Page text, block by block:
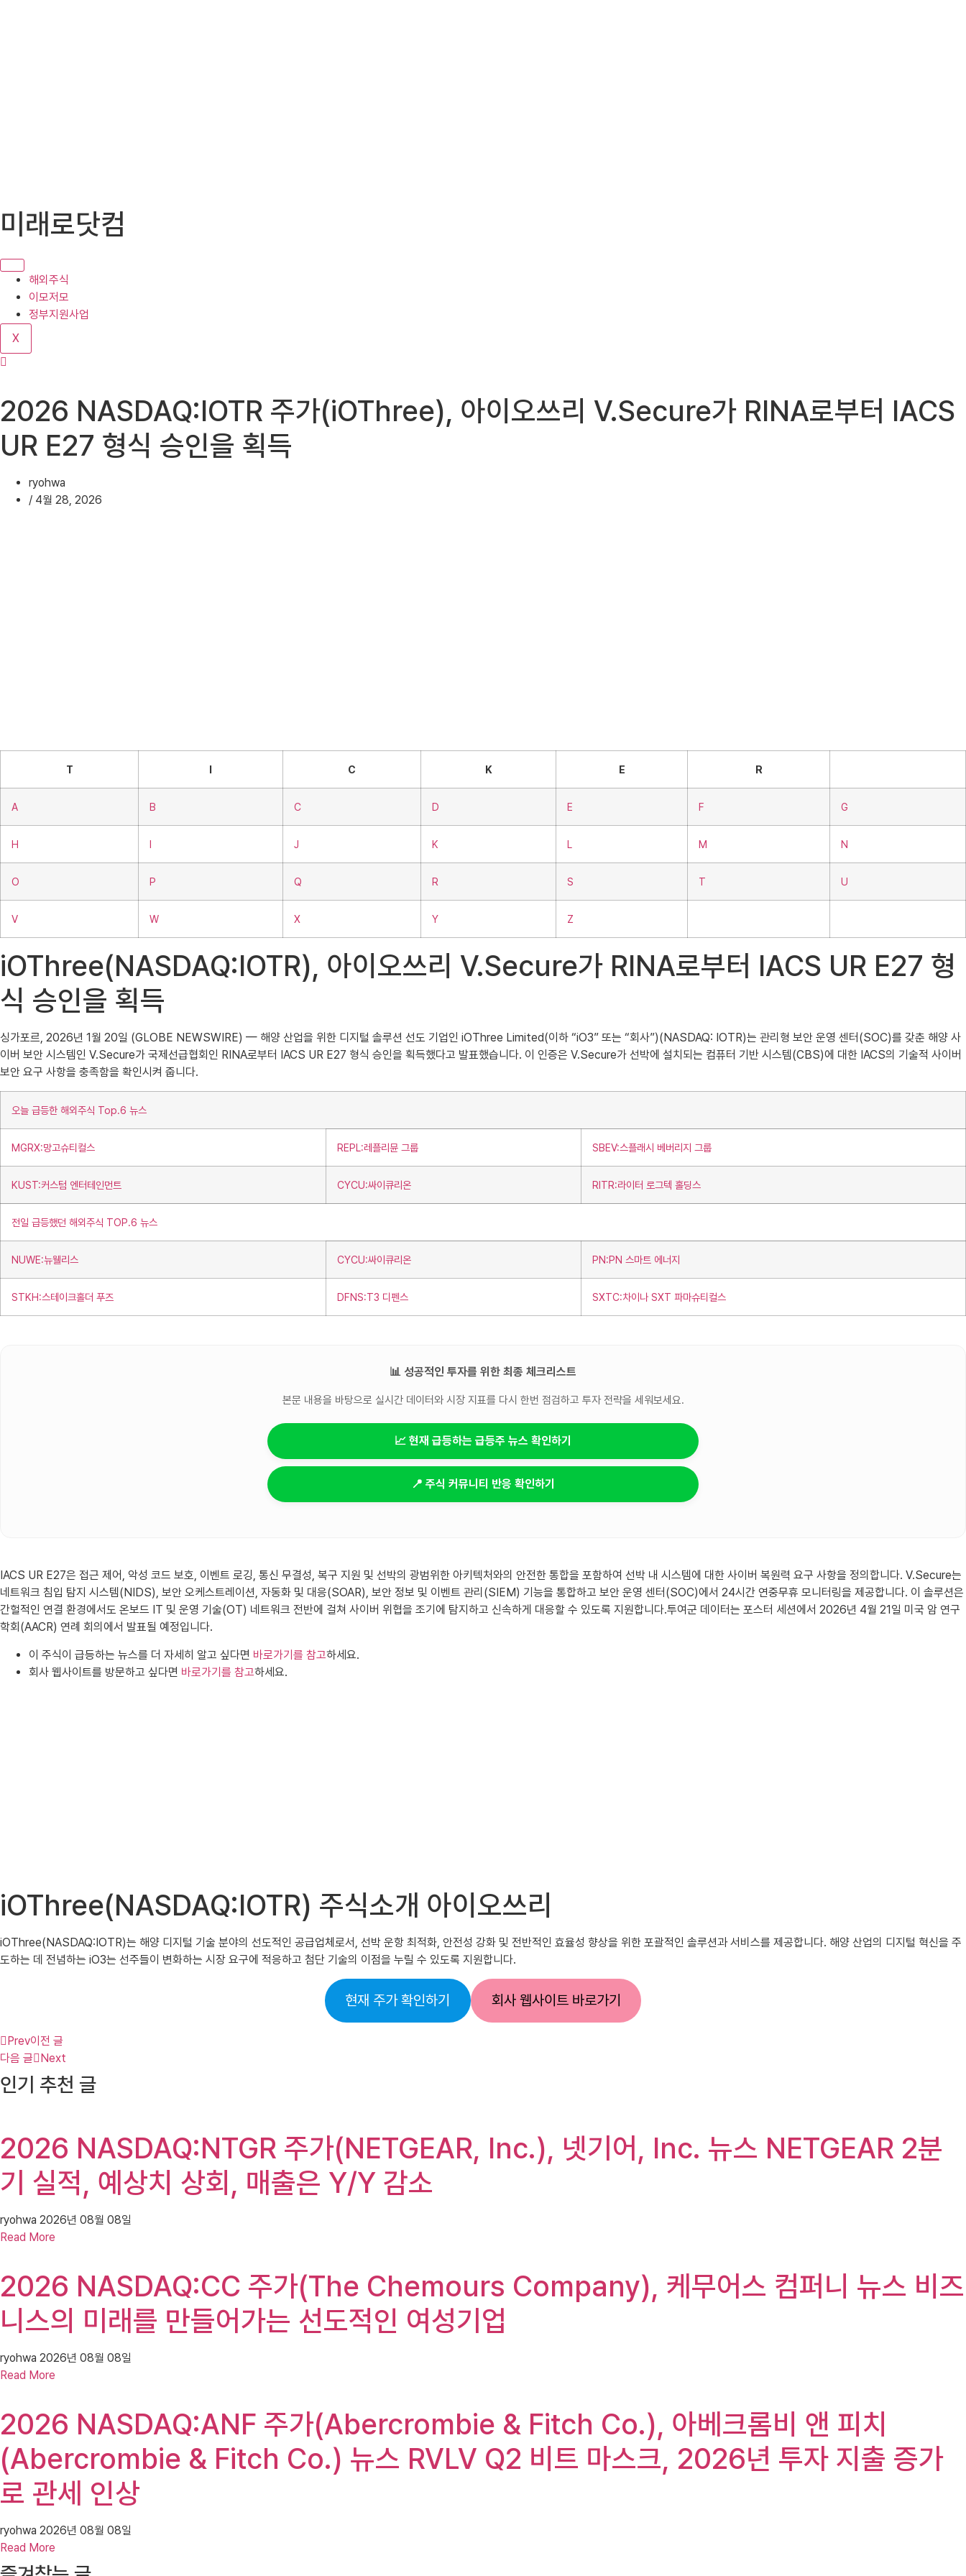
텐
로
기
미래로닷컴
해외주식
이모저모
정부지원사업
X
2026 NASDAQ:IOTR 주가(iOThree), 아이오쓰리 V.Secure가 RINA로부터 IACS
UR E27 형식 승인을 획득
ryohwa
/ 4월 28, 2026
T I C K E R
A B C D E F G
H I J K L M N
O P Q R S T U
V W X Y Z
iOThree(NASDAQ:IOTR), 아이오쓰리 V.Secure가 RINA로부터 IACS UR E27 형
식 승인을 획득
싱가포르, 2026년 1월 20일 (GLOBE NEWSWIRE) — 해양 산업을 위한 디지털 솔루션 선도 기업인 iOThree Limited(이하 “iO3” 또는 “회사”)(NASDAQ: IOTR)는 관리형 보안 운영 센터(SOC)를 갖춘 해양 사
이버 보안 시스템인 V.Secure가 국제선급협회인 RINA로부터 IACS UR E27 형식 승인을 획득했다고 발표했습니다. 이 인증은 V.Secure가 선박에 설치되는 컴퓨터 기반 시스템(CBS)에 대한 IACS의 기술적 사이버
보안 요구 사항을 충족함을 확인시켜 줍니다.
오늘 급등한 해외주식 Top.6 뉴스
MGRX:망고슈티컬스 REPL:레플리뮨 그룹 SBEV:스플래시 베버리지 그룹
KUST:커스텀 엔터테인먼트 CYCU:싸이큐리온 RITR:라이터 로그텍 홀딩스
전일 급등했던 해외주식 TOP.6 뉴스
NUWE:뉴웰리스 CYCU:싸이큐리온 PN:PN 스마트 에너지
STKH:스테이크홀더 푸즈 DFNS:T3 디펜스 SXTC:차이나 SXT 파마슈티컬스
📊 성공적인 투자를 위한 최종 체크리스트
본문 내용을 바탕으로 실시간 데이터와 시장 지표를 다시 한번 점검하고 투자 전략을 세워보세요.
📈 현재 급등하는 급등주 뉴스 확인하기
📍 주식 커뮤니티 반응 확인하기
IACS UR E27은 접근 제어, 악성 코드 보호, 이벤트 로깅, 통신 무결성, 복구 지원 및 선박의 ​​광범위한 아키텍처와의 안전한 통합을 포함하여 선박 내 시스템에 대한 사이버 복원력 요구 사항을 정의합니다. V.Secure는
네트워크 침입 탐지 시스템(NIDS), 보안 오케스트레이션, 자동화 및 대응(SOAR), 보안 정보 및 이벤트 관리(SIEM) 기능을 통합하고 보안 운영 센터(SOC)에서 24시간 연중무휴 모니터링을 제공합니다. 이 솔루션은
간헐적인 연결 환경에서도 온보드 IT 및 운영 기술(OT) 네트워크 전반에 걸쳐 사이버 위협을 조기에 탐지하고 신속하게 대응할 수 있도록 지원합니다.투여군 데이터는 포스터 세션에서 2026년 4월 21일 미국 암 연구
학회(AACR) 연례 회의에서 발표될 예정입니다.
이 주식이 급등하는 뉴스를 더 자세히 알고 싶다면 바로가기를 참고하세요.
회사 웹사이트를 방문하고 싶다면 바로가기를 참고하세요.
iOThree(NASDAQ:IOTR) 주식소개 아이오쓰리
iOThree(NASDAQ:IOTR)는 해양 디지털 기술 분야의 선도적인 공급업체로서, 선박 운항 최적화, 안전성 강화 및 전반적인 효율성 향상을 위한 포괄적인 솔루션과 서비스를 제공합니다. 해양 산업의 디지털 혁신을 주
도하는 데 전념하는 iO3는 선주들이 변화하는 시장 요구에 적응하고 첨단 기술의 이점을 누릴 수 있도록 지원합니다.
현재 주가 확인하기 회사 웹사이트 바로가기
Prev이전 글
다음 글
Next
인기 추천 글
2026 NASDAQ:NTGR 주가(NETGEAR, Inc.), 넷기어, Inc. 뉴스 NETGEAR 2분
기 실적, 예상치 상회, 매출은 Y/Y 감소
ryohwa 2026년 08월 08일
Read More
2026 NASDAQ:CC 주가(The Chemours Company), 케무어스 컴퍼니 뉴스 비즈
니스의 미래를 만들어가는 선도적인 여성기업
ryohwa 2026년 08월 08일
Read More
2026 NASDAQ:ANF 주가(Abercrombie & Fitch Co.), 아베크롬비 앤 피치
(Abercrombie & Fitch Co.) 뉴스 RVLV Q2 비트 마스크, 2026년 투자 지출 증가
로 관세 인상
ryohwa 2026년 08월 08일
Read More